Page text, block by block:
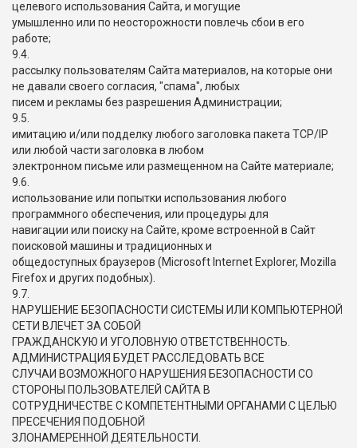
целевого использования Сайта, и могущие
умышленно или по неосторожности повлечь сбои в его
работе;
9.4.
рассылку пользователям Сайта материалов, на которые они
не давали своего согласия, "спама", любых
писем и рекламы без разрешения Администрации;
9.5.
имитацию и/или подделку любого заголовка пакета TCP/IP
или любой части заголовка в любом
электронном письме или размещенном на Сайте материале;
9.6.
использование или попытки использования любого
программного обеспечения, или процедуры для
навигации или поиску на Сайте, кроме встроенной в Сайт
поисковой машины и традиционных и
общедоступных браузеров (Microsoft Internet Explorer, Mozilla
Firefox и других подобных).
9.7.
НАРУШЕНИЕ БЕЗОПАСНОСТИ СИСТЕМЫ ИЛИ КОМПЬЮТЕРНОЙ
СЕТИ ВЛЕЧЕТ ЗА СОБОЙ
ГРАЖДАНСКУЮ И УГОЛОВНУЮ ОТВЕТСТВЕННОСТЬ.
АДМИНИСТРАЦИЯ БУДЕТ РАССЛЕДОВАТЬ ВСЕ
СЛУЧАИ ВОЗМОЖНОГО НАРУШЕНИЯ БЕЗОПАСНОСТИ СО
СТОРОНЫ ПОЛЬЗОВАТЕЛЕЙ САЙТА В
СОТРУДНИЧЕСТВЕ С КОМПЕТЕНТНЫМИ ОРГАНАМИ С ЦЕЛЬЮ
ПРЕСЕЧЕНИЯ ПОДОБНОЙ
ЗЛОНАМЕРЕННОЙ ДЕЯТЕЛЬНОСТИ.